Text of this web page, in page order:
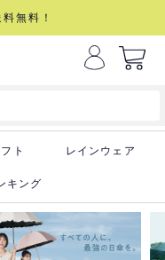
無料！
ト レインウェア
キング